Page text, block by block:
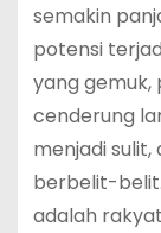
semakin
potensi
yang gemuk,
cenderung
menjadi
berbelit-
adalah